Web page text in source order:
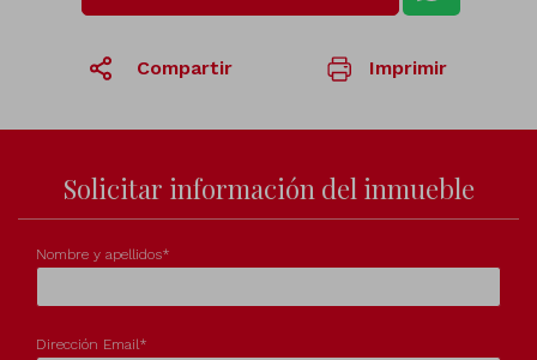
Compartir Imprimir
Solicitar información del inmueble
Nombre y apellidos*
Dirección Email*